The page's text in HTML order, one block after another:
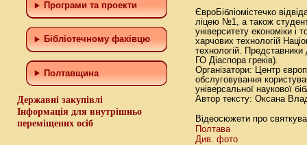
Програми та проекти
Бiблiотечному фахiвцю
Полтавщина
Державні закупівлі
Інформація для внутрішньо
переміщених осіб
ЄвроБібліомістечко
ліцею №1, а також
університету економіки і
харчових технологій
технологій.
ГО Діаспора греків).
Організатори: Центр
обслуговування
універсальної наукової
Автор тексту: Оксана
Відеосюжети про
Полтава
Див. фото